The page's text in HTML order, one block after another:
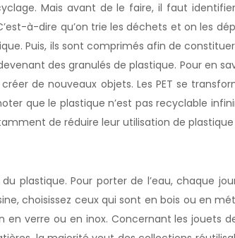
Mais avant de le faire, il faut
à-dire qu’on trie les déchets et on les
Puis, ils sont comprimés afin de
des granulés de plastique. Pour en
de nouveaux objets. Les PET se
que le plastique n’est pas recyclable
de réduire leur utilisation de
plastique. Pour porter de l’eau, chaque
choisissez ceux qui sont en bois ou en
verre ou en inox. Concernant les jouets